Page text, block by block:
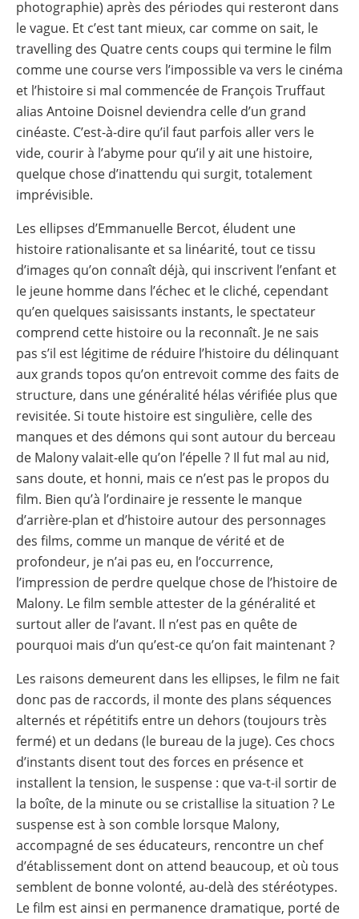
photographie) après des périodes qui resteront dans
le vague. Et c’est tant mieux, car comme on sait, le
travelling des Quatre cents coups qui termine le film
comme une course vers l’impossible va vers le cinéma
et l’histoire si mal commencée de François Truffaut
alias Antoine Doisnel deviendra celle d’un grand
cinéaste. C’est-à-dire qu’il faut parfois aller vers le
vide, courir à l’abyme pour qu’il y ait une histoire,
quelque chose d’inattendu qui surgit, totalement
imprévisible.
Les ellipses d’Emmanuelle Bercot, éludent une
histoire rationalisante et sa linéarité, tout ce tissu
d’images qu’on connaît déjà, qui inscrivent l’enfant et
le jeune homme dans l’échec et le cliché, cependant
qu’en quelques saisissants instants, le spectateur
comprend cette histoire ou la reconnaît. Je ne sais
pas s’il est légitime de réduire l’histoire du délinquant
aux grands topos qu’on entrevoit comme des faits de
structure, dans une généralité hélas vérifiée plus que
revisitée. Si toute histoire est singulière, celle des
manques et des démons qui sont autour du berceau
de Malony valait-elle qu’on l’épelle ? Il fut mal au nid,
sans doute, et honni, mais ce n’est pas le propos du
film. Bien qu’à l’ordinaire je ressente le manque
d’arrière-plan et d’histoire autour des personnages
des films, comme un manque de vérité et de
profondeur, je n’ai pas eu, en l’occurrence,
l’impression de perdre quelque chose de l’histoire de
Malony. Le film semble attester de la généralité et
surtout aller de l’avant. Il n’est pas en quête de
pourquoi mais d’un qu’est-ce qu’on fait maintenant ?
Les raisons demeurent dans les ellipses, le film ne fait
donc pas de raccords, il monte des plans séquences
alternés et répétitifs entre un dehors (toujours très
fermé) et un dedans (le bureau de la juge). Ces chocs
d’instants disent tout des forces en présence et
installent la tension, le suspense : que va-t-il sortir de
la boîte, de la minute ou se cristallise la situation ? Le
suspense est à son comble lorsque Malony,
accompagné de ses éducateurs, rencontre un chef
d’établissement dont on attend beaucoup, et où tous
semblent de bonne volonté, au-delà des stéréotypes.
Le film est ainsi en permanence dramatique, porté de